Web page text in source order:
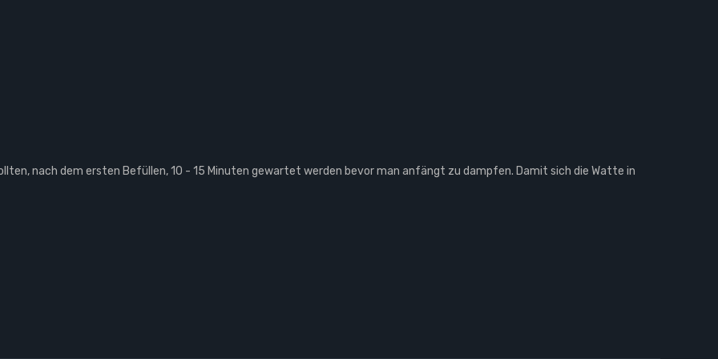
nach dem ersten Befüllen, 10 - 15 Minuten gewartet werden bevor man anfängt zu dampfen. Damit sich die Watte in